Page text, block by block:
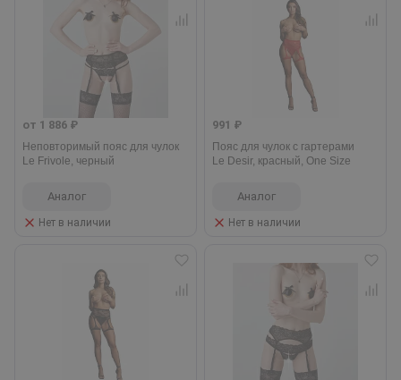
от 1 886 ₽
Неповторимый пояс для чулок
Le Frivole, черный
Аналог
Нет в наличии
991 ₽
Пояс для чулок с гартерами
Le Desir, красный, One Size
Аналог
Нет в наличии